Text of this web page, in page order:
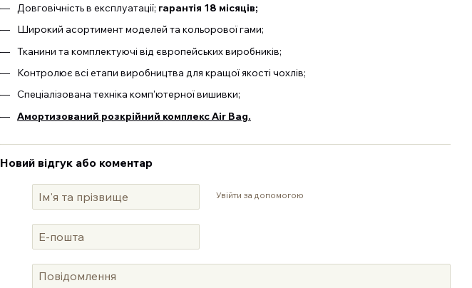
Довговічність в експлуатації; гарантія 18 місяців;
Широкий асортимент моделей та кольорової гами;
Тканини та комплектуючі від європейських виробників;
Контролює всі етапи виробництва для кращої якості чохлів;
Спеціалізована техніка комп'ютерної вишивки;
Амортизований розкрійний комплекс Air Bag.
Новий відгук або коментар
Увійти за допомогою